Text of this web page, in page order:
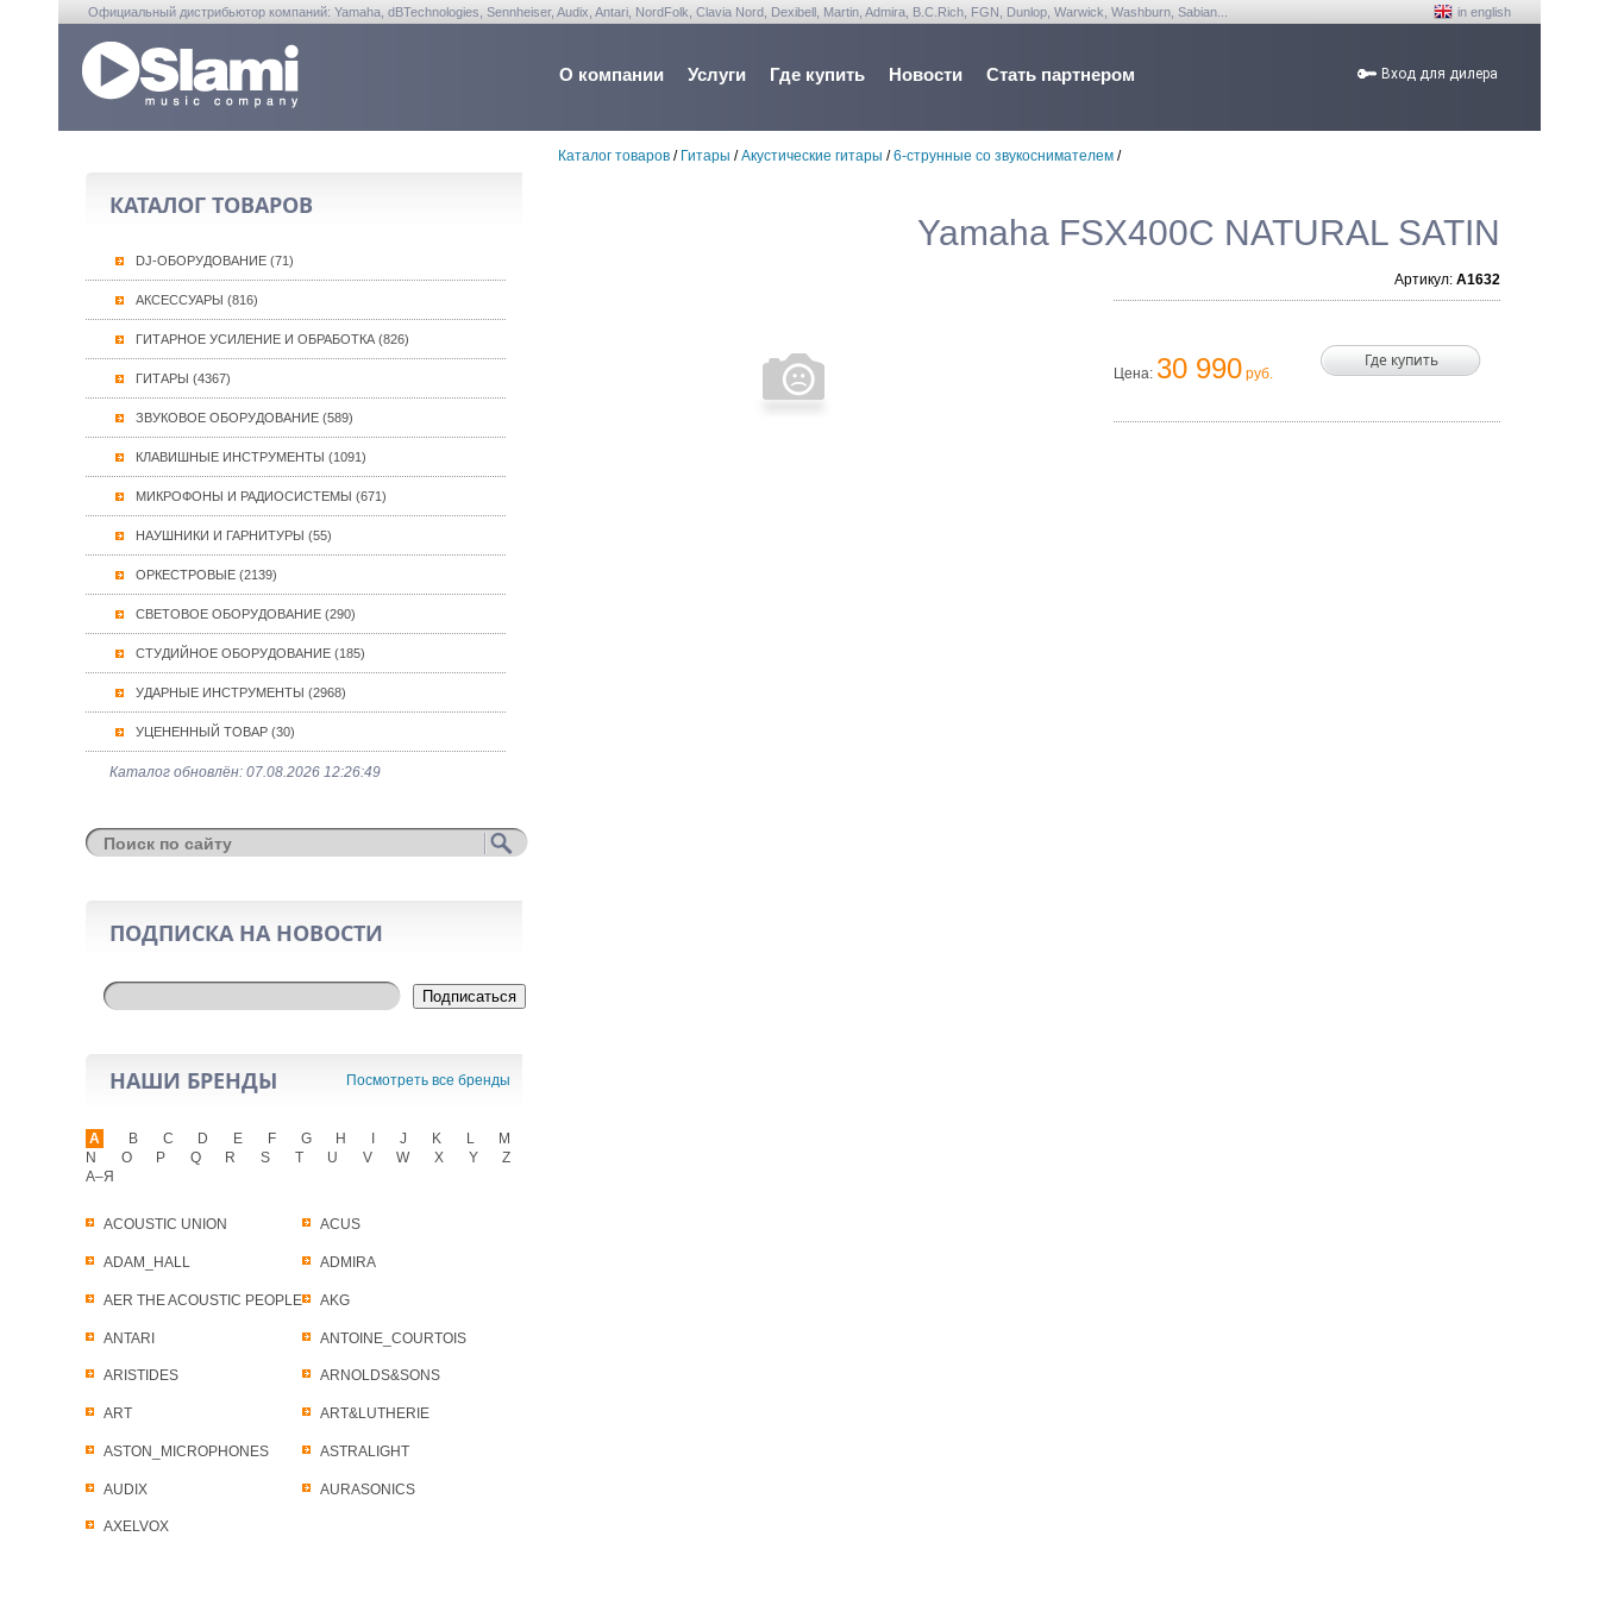
Официальный дистрибьютор компаний: Yamaha, dBTechnologies, Sennheiser, Audix, Antari, NordFolk, Clavia Nord, Dexibell, Martin, Admira, B.C.Rich, FGN, Dunlop, Warwick, Washburn, Sabian... in english
О компании Услуги Где купить Новости Стать партнером Вход для дилера
КАТАЛОГ ТОВАРОВ
DJ-ОБОРУДОВАНИЕ (71)
АКСЕССУАРЫ (816)
ГИТАРНОЕ УСИЛЕНИЕ И ОБРАБОТКА (826)
ГИТАРЫ (4367)
ЗВУКОВОЕ ОБОРУДОВАНИЕ (589)
КЛАВИШНЫЕ ИНСТРУМЕНТЫ (1091)
МИКРОФОНЫ И РАДИОСИСТЕМЫ (671)
НАУШНИКИ И ГАРНИТУРЫ (55)
ОРКЕСТРОВЫЕ (2139)
СВЕТОВОЕ ОБОРУДОВАНИЕ (290)
СТУДИЙНОЕ ОБОРУДОВАНИЕ (185)
УДАРНЫЕ ИНСТРУМЕНТЫ (2968)
УЦЕНЕННЫЙ ТОВАР (30)
Каталог обновлён: 07.08.2026 12:26:49
ПОДПИСКА НА НОВОСТИ
Подписаться
НАШИ БРЕНДЫ Посмотреть все бренды
A
ACOUSTIC UNION ACUS
ADAM_HALL ADMIRA
AER THE ACOUSTIC PEOPLE AKG
ANTARI ANTOINE_COURTOIS
ARISTIDES ARNOLDS&SONS
ART ART&LUTHERIE
ASTON_MICROPHONES ASTRALIGHT
AUDIX AURASONICS
AXELVOX
B C D E F G H J K L
M
N
O P Q R S T U V W X Y
Z
А–Я
Каталог товаров / Гитары /Акустические гитары /6-струнные со звукоснимателем /
Yamaha FSX400C NATURAL SATIN
Артикул: A1632
Цена: 30 990 руб.
Где купить